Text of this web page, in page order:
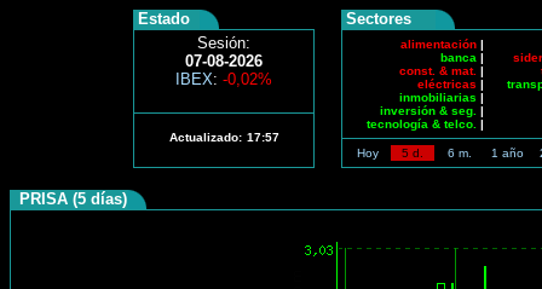
Estado
Sesión:
07-08-2026
IBEX: -0,02%
Actualizado: 17:57
Sectores
alimentación |
banca |
const. & mat. |
eléctricas |
inmobiliarias |
inversión & seg. |
tecnología & telco. |
Hoy 5 d. 6 m. 1 año
PRISA (5 días)